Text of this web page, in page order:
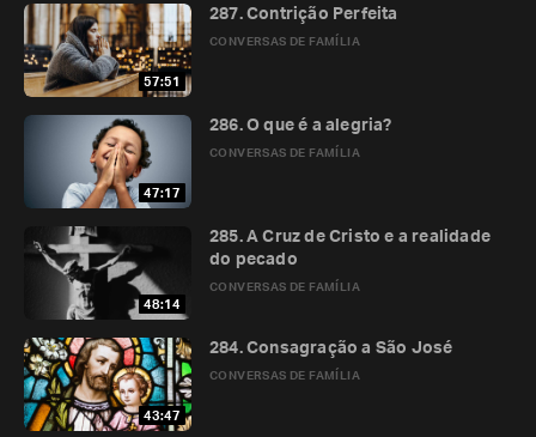
57:51
CONVERSAS DE FAMÍLIA
287. Contrição Perfeita
47:17
CONVERSAS DE FAMÍLIA
286. O que é a alegria?
48:14
CONVERSAS DE FAMÍLIA
285. A Cruz de Cristo e a realidade
do pecado
43:47
CONVERSAS DE FAMÍLIA
284. Consagração a São José